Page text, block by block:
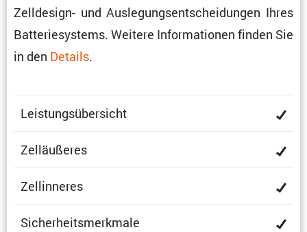
Zellde­sign- und Ausle­gungs­ent­schei­dungen Ihres
Batte­rie­sys­tems. Weitere Infor­ma­tionen finden Sie
in den Details.
Leistungs­über­sicht
Zelläu­ßeres
Zellin­neres
Sicher­heits­merk­male